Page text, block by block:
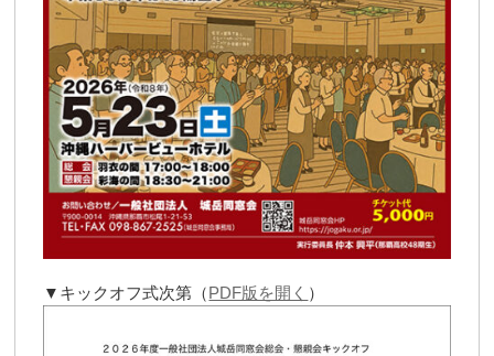
▼キックオフ式次第（PDF版を開く ）